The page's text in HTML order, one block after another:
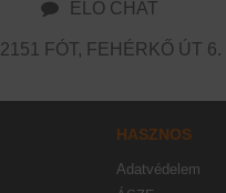
ÉLŐ CHAT
2151 FÓT, FEHÉRKŐ ÚT 6.
HASZNOS
Adatvédelem